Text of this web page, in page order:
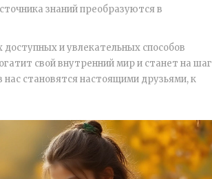
знаний преобразуются в
и увлекательных способов
свой внутренний мир и станет на шаг
становятся настоящими друзьями, к